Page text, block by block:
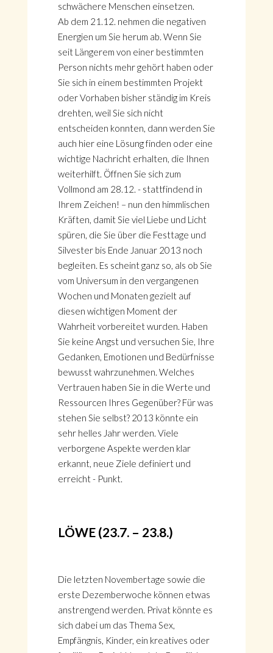
ÜBER AVANTGART.DE
IMPRESSUM & DATENSCHUTZ
schwächere Menschen einsetzen.
Ab dem 21.12. nehmen die negativen
Energien um Sie herum ab. Wenn Sie
seit Längerem von einer bestimmten
Person nichts mehr gehört haben oder
Sie sich in einem bestimmten Projekt
oder Vorhaben bisher ständig im Kreis
drehten, weil Sie sich nicht
entscheiden konnten, dann werden Sie
auch hier eine Lösung finden oder eine
wichtige Nachricht erhalten, die Ihnen
weiterhilft. Öffnen Sie sich zum
Vollmond am 28.12. - stattfindend in
Ihrem Zeichen! – nun den himmlischen
Kräften, damit Sie viel Liebe und Licht
spüren, die Sie über die Festtage und
Silvester bis Ende Januar 2013 noch
begleiten. Es scheint ganz so, als ob Sie
vom Universum in den vergangenen
Wochen und Monaten gezielt auf
diesen wichtigen Moment der
Wahrheit vorbereitet wurden. Haben
Sie keine Angst und versuchen Sie, Ihre
Gedanken, Emotionen und Bedürfnisse
bewusst wahrzunehmen. Welches
Vertrauen haben Sie in die Werte und
Ressourcen Ihres Gegenüber? Für was
stehen Sie selbst? 2013 könnte ein
sehr helles Jahr werden. Viele
verborgene Aspekte werden klar
erkannt, neue Ziele definiert und
erreicht - Punkt.
LÖWE (23.7. – 23.8.)
Die letzten Novembertage sowie die
erste Dezemberwoche können etwas
anstrengend werden. Privat könnte es
sich dabei um das Thema Sex,
Empfängnis, Kinder, ein kreatives oder